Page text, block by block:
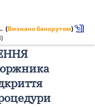
№ 38473528 (Визнано банкрутом)